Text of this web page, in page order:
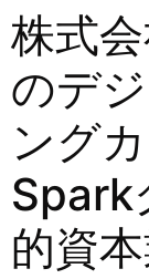
株式
のデ
ング
Spark
的資